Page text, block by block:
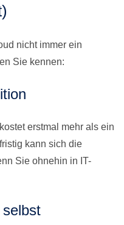
nicht immer ein
Sie kennen:
erstmal mehr als ein
kann sich die
Sie ohnehin in IT-